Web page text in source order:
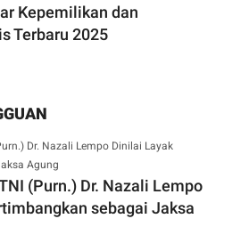
Kepemilikan dan
Terbaru 2025
(Purn.) Dr. Nazali Lempo
sebagai Jaksa